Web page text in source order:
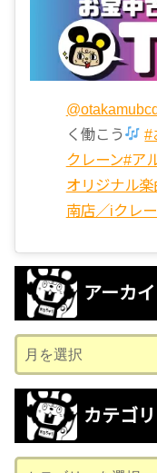
く働こう
#
クレーン#ア
オリジナル
南店／iクレ
アーカ
ー
カ
ブ
カテゴ